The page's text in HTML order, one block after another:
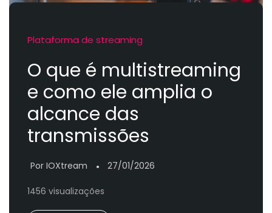
Plataforma de streaming
O que é multistreaming
e como ele amplia o
alcance das
transmissões
Por IOXtream ● 27/01/2026
1456 visualizações